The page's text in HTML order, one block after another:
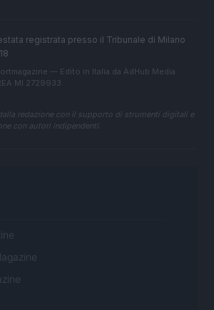
registrata presso il Tribunale di Milano
— Edito in Italia da AdHub Media
MI 2729933
redazione con il supporto di strumenti digitali e
con autori indipendenti.